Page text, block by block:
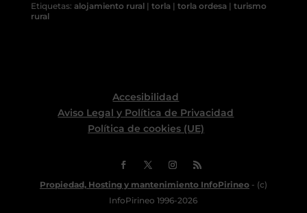
Etiquetas: alojamiento rural| torla| torla ordesa| turismo
rural
Accesibilidad
Aviso Legal y Política de Privacidad
Política de cookies (UE)
Propiedad, Hosting y mantenimiento InfoPirineo- (c)
InfoPirineo 1996-2026